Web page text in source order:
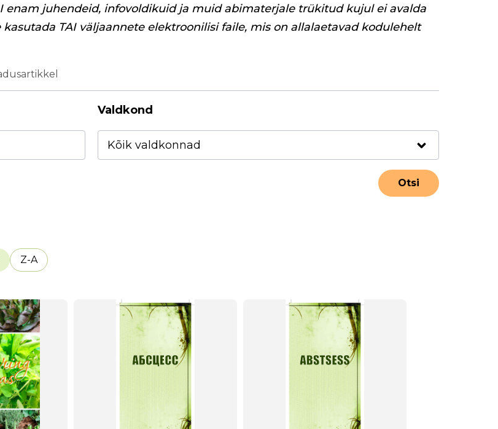
enam juhendeid, infovoldikuid ja muid abimaterjale trükitud kujul ei avalda
TAI väljaannete elektroonilisi faile, mis on allalaetavad kodulehelt
Valdkond
Z-A